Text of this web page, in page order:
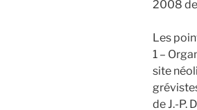
2008 de
Les
1 –
site
de J.-P.